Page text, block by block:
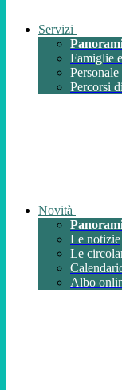
Servizi
Famiglie
Percorsi
Novità
Le notizie
Le
Albo